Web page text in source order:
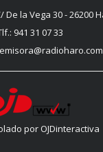
De la Vega 30 - 26200
941 31 07 33
emisora@radioharo.com
por OJDinteractiva